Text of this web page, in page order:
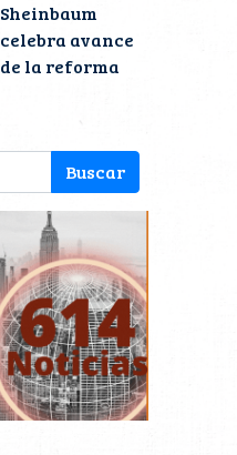
Sheinbaum
celebra avance
de la reforma